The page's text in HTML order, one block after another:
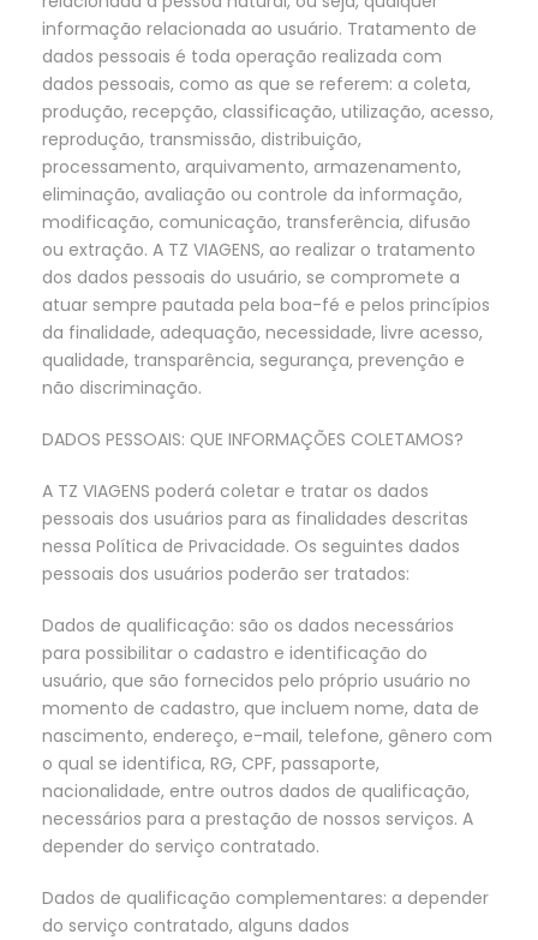
informação relacionada ao usuário. Tratamento de
dados pessoais é toda operação realizada com
dados pessoais, como as que se referem: a coleta,
produção, recepção, classificação, utilização, acesso,
reprodução, transmissão, distribuição,
processamento, arquivamento, armazenamento,
eliminação, avaliação ou controle da informação,
modificação, comunicação, transferência, difusão
ou extração. A TZ VIAGENS, ao realizar o tratamento
dos dados pessoais do usuário, se compromete a
atuar sempre pautada pela boa-fé e pelos princípios
da finalidade, adequação, necessidade, livre acesso,
qualidade, transparência, segurança, prevenção e
não discriminação.
DADOS PESSOAIS: QUE INFORMAÇÕES COLETAMOS?
A TZ VIAGENS poderá coletar e tratar os dados
pessoais dos usuários para as finalidades descritas
nessa Política de Privacidade. Os seguintes dados
pessoais dos usuários poderão ser tratados:
Dados de qualificação: são os dados necessários
para possibilitar o cadastro e identificação do
usuário, que são fornecidos pelo próprio usuário no
momento de cadastro, que incluem nome, data de
nascimento, endereço, e-mail, telefone, gênero com
o qual se identifica, RG, CPF, passaporte,
nacionalidade, entre outros dados de qualificação,
necessários para a prestação de nossos serviços. A
depender do serviço contratado.
Dados de qualificação complementares: a depender
do serviço contratado, alguns dados